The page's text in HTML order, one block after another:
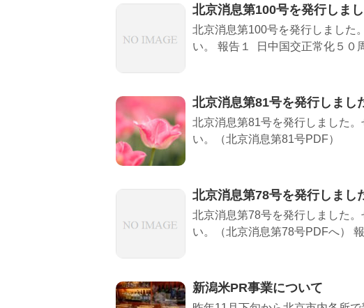
北京消息第100号を発行しま
北京消息第100号を発行しました
い。 報告１ 日中国交正常化５０
北京消息第81号を発行しまし
北京消息第81号を発行しました
い。（北京消息第81号PDF）
北京消息第78号を発行しまし
北京消息第78号を発行しました
い。（北京消息第78号PDFへ）
新潟米PR事業について